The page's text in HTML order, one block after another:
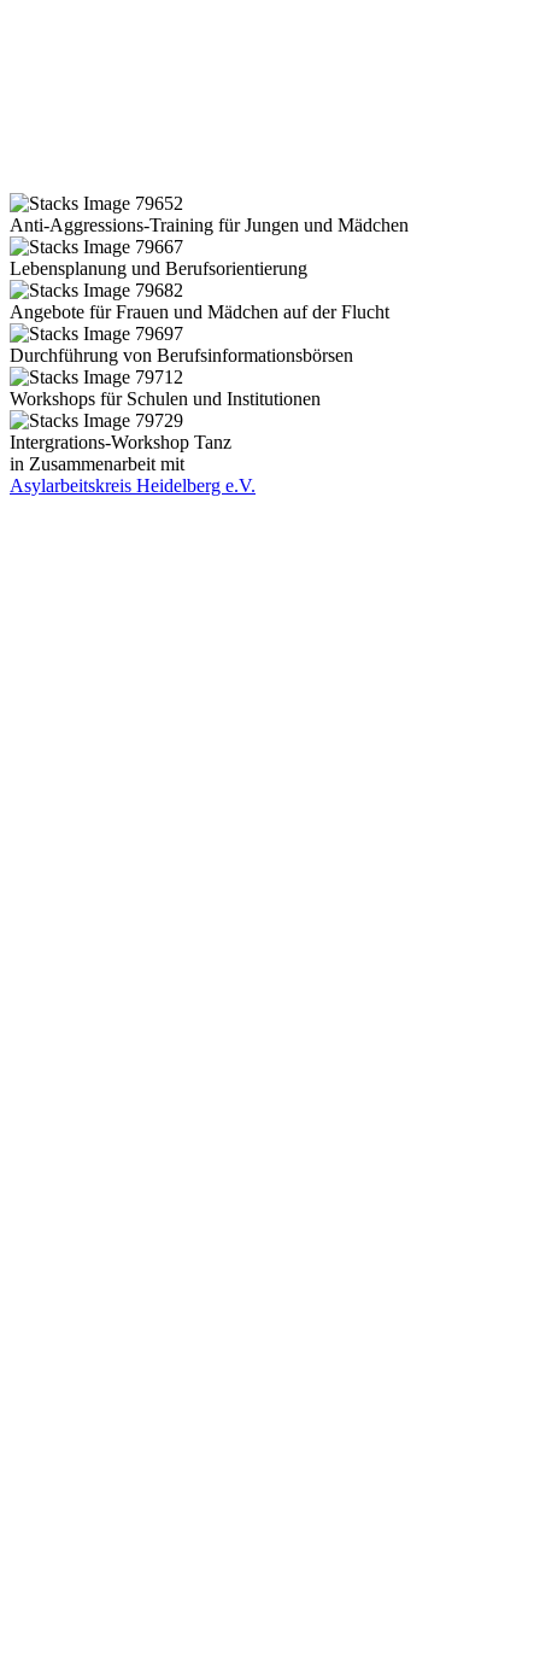
Anti-Aggressions-Training für Jungen und Mädchen
Lebensplanung und Berufsorientierung
Angebote für Frauen und Mädchen auf der Flucht
Durchführung von Berufsinformationsbörsen
Workshops für Schulen und Institutionen
Intergrations-Workshop Tanz
in Zusammenarbeit mit
Asylarbeitskreis Heidelberg e.V.